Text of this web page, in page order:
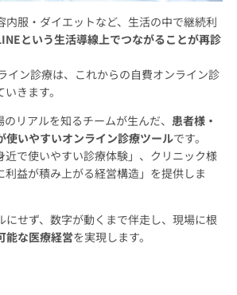
内服・ダイエットなど、生活の中で継続利
という生活導線上でつながることが再診
イン診療は、これからの自費オンライン診
きます。
リアルを知るチームが生んだ、 患者様・
使いやすいオンライン診療ツールです。
近で使いやすい診療体験」、クリニック様
利益が積み上がる経営構造」を提供しま
にせず、数字が動くまで伴走し、現場に根
能な医療経営を実現します。